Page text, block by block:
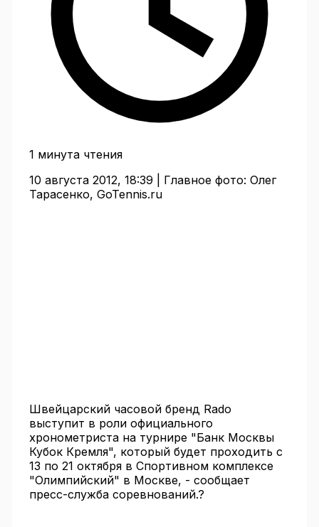
1 минута чтения
10 августа 2012, 18:39 | Главное фото: Олег
Тарасенко, GoTennis.ru
Швейцарский часовой бренд Rado
выступит в роли официального
хронометриста на турнире "Банк Москвы
Кубок Кремля", который будет проходить с
13 по 21 октября в Спортивном комплексе
"Олимпийский" в Москве, - сообщает
пресс-служба соревнований.?